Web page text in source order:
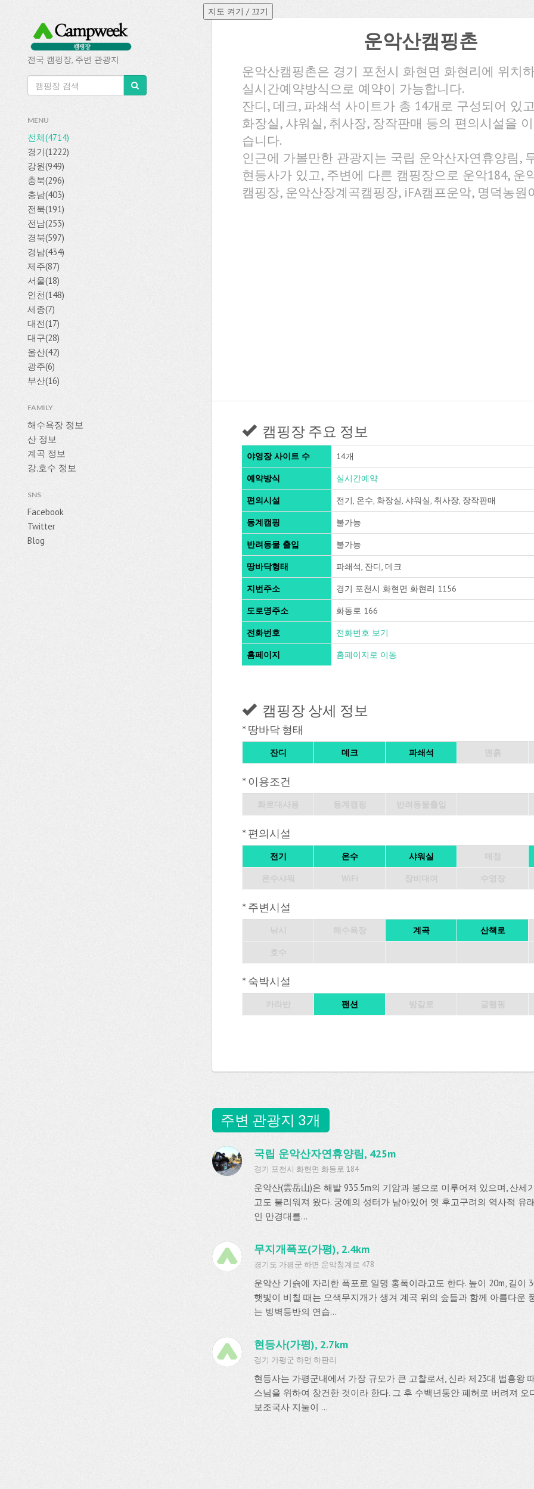
전국 캠핑장, 주변 관광지
MENU
전체(4714)
경기(1222)
강원(949)
충북(296)
충남(403)
전북(191)
전남(253)
경북(597)
경남(434)
제주(87)
서울(18)
인천(148)
세종(7)
대전(17)
대구(28)
울산(42)
광주(6)
부산(16)
FAMILY
해수욕장 정보
산 정보
계곡 정보
강,호수 정보
SNS
Facebook
Twitter
Blog
운악산캠핑촌
운악산캠핑촌은 경기 포천시 화현면 화현리에 위치
실시간예약방식으로 예약이 가능합니다.
잔디, 데크, 파쇄석 사이트가 총 14개로 구성되어 있
화장실, 샤워실, 취사장, 장작판매 등의 편의시설을
습니다.
인근에 가볼만한 관광지는 국립 운악산자연휴양림,
현등사가 있고, 주변에 다른 캠핑장으로 운악184, 운
캠핑장, 운악산장계곡캠핑장, iFA캠프운악, 명덕농원
캠핑장 주요 정보
야영장 사이트 수 14개
예약방식 실시간예약
편의시설 전기, 온수, 화장실, 샤워실, 취사장, 장작판매
동계캠핑 불가능
반려동물 출입 불가능
땅바닥형태 파쇄석, 잔디, 데크
지번주소 경기 포천시 화현면 화현리 1156
도로명주소 화동로 166
전화번호 전화번호 보기
홈페이지 홈페이지로 이동
캠핑장 상세 정보
* 땅바닥 형태
잔디 데크 파쇄석
* 이용조건
* 편의시설
전기 온수 샤워실
* 주변시설
계곡 산책로
* 숙박시설
팬션
주변 관광지 3개
국립 운악산자연휴양림, 425m
경기 포천시 화현면 화동로 184
운악산(雲岳山)은 해발 935.5m의 기암과 봉으로 이루어져 있으며, 산세
고도 불리워져 왔다. 궁예의 성터가 남아있어 옛 후고구려의 역사적 유
인 만경대를...
무지개폭포(가평), 2.4km
경기도 가평군 하면 운악청계로 478
운악산 기슭에 자리한 폭포로 일명 홍폭이라고도 한다. 높이 20m, 길이
햇빛이 비칠 때는 오색무지개가 생겨 계곡 위의 숲들과 함께 아름다운
는 빙벽등반의 연습...
현등사(가평), 2.7km
경기 가평군 하면 하판리
현등사는 가평군내에서 가장 규모가 큰 고찰로서, 신라 제23대 법흥왕
스님을 위하여 창건한 것이라 한다. 그 후 수백년동안 폐허로 버려져 오
보조국사 지눌이 ...